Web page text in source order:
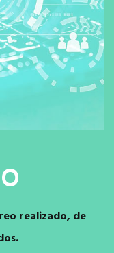
realizado, de